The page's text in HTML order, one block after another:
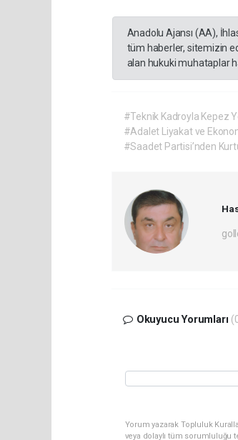
Anadolu Ajansı (AA),
tüm haberler, sitemizin
alan hukuki muhataplar
#Teknik Kadroyla Kepez
#Adalet Liyakat ve
#Saadet Partisi’nden
Okuyucu Yorumları
Yorum yazarak Topluluk
veya dolaylı tüm sorumluluğu